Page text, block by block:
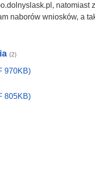
natomiast
naborów wniosków, a
(2)
970KB)
805KB)